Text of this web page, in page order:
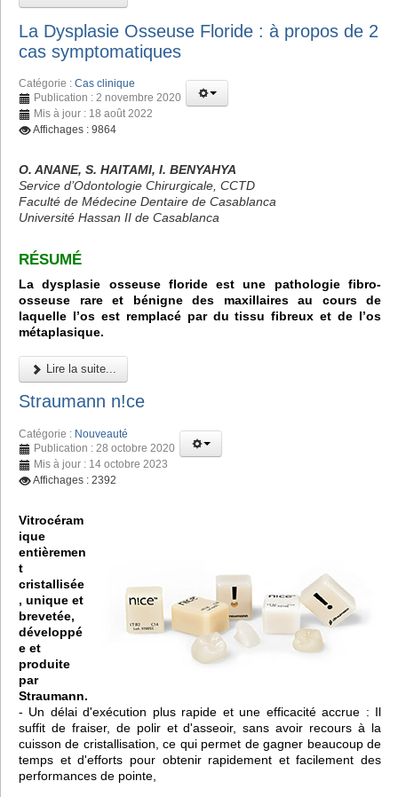
La Dysplasie Osseuse Floride : à propos de 2
cas symptomatiques
Catégorie : Cas clinique
Publication : 2 novembre 2020
Mis à jour : 18 août 2022
Affichages : 9864
O. ANANE, S. HAITAMI, I. BENYAHYA
Service d’Odontologie Chirurgicale, CCTD
Faculté de Médecine Dentaire de Casablanca
Université Hassan II de Casablanca
RÉSUMÉ
La dysplasie osseuse floride est une pathologie fibro-
osseuse rare et bénigne des maxillaires au cours de
laquelle l’os est remplacé par du tissu fibreux et de l’os
métaplasique.
Lire la suite...
Straumann n!ce
Catégorie : Nouveauté
Publication : 28 octobre 2020
Mis à jour : 14 octobre 2023
Affichages : 2392
Vitrocéram
ique
entièremen
t
cristallisée
, unique et
brevetée,
développé
e et
produite
par
Straumann.
- Un délai d'exécution plus rapide et une efficacité accrue : Il
suffit de fraiser, de polir et d'asseoir, sans avoir recours à la
cuisson de cristallisation, ce qui permet de gagner beaucoup de
temps et d'efforts pour obtenir rapidement et facilement des
performances de pointe,